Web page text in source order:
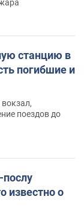
станцию в
погибшие и
поездов до
известно о